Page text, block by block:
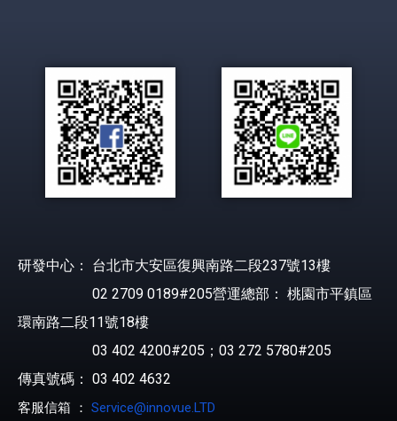
研發中心： 台北市大安區復興南路二段237號13樓
02 2709 0189#205營運總部： 桃園市平鎮區
環南路二段11號18樓
03 402 4200#205；03 272 5780#205
傳真號碼： 03 402 4632
客服信箱 ： Service@innovue.LTD